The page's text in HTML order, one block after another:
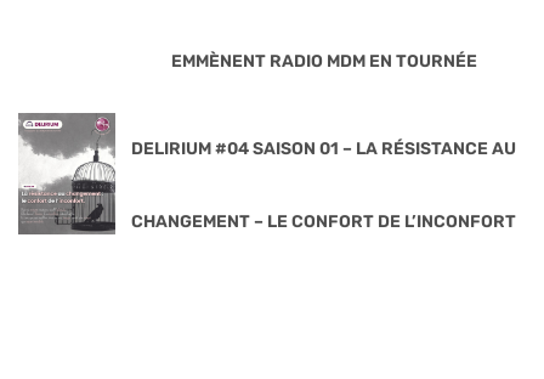
EMMÈNENT RADIO MDM EN TOURNÉE
DELIRIUM #04 SAISON 01 – LA RÉSISTANCE AU
CHANGEMENT – LE CONFORT DE L’INCONFORT